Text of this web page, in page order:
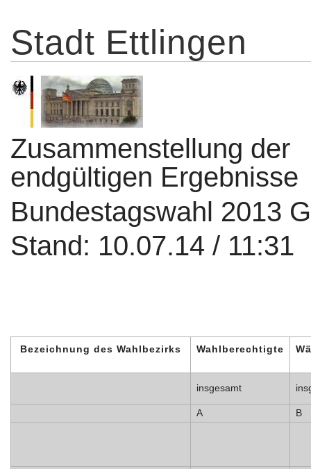
Stadt Ettlingen
Zusammenstellung der
endgültigen Ergebnisse
Bundestagswahl 2013
Stand: 10.07.14 / 11:31
Bezeichnung des Wahlbezirks Wahlberechtigte
insgesamt
A B